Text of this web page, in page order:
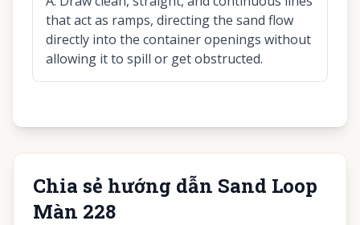
that act as ramps, directing the sand flow
directly into the container openings without
allowing it to spill or get obstructed.
Chia sẻ hướng dẫn Sand Loop
Màn 228